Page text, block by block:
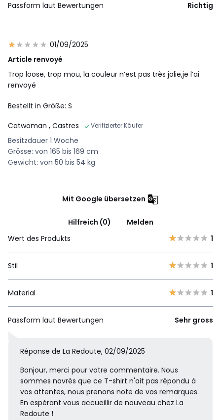
Passform laut Bewertungen Richtig
01/09/2025
Article renvoyé
Trop loose, trop mou, la couleur n’est pas très jolie,je l’ai
renvoyé
Bestellt in Größe: S
Catwoman , Castres Verifizierter Käufer
Besitzdauer 1 Woche
Grösse: von 165 bis 169 cm
Gewicht: von 50 bis 54 kg
Mit Google übersetzen
Hilfreich (0)
Melden
Wert des Produkts
1
Stil 1
Material 1
Passform laut Bewertungen Sehr gross
Réponse de La Redoute, 02/09/2025
Bonjour, merci pour votre commentaire. Nous
sommes navrés que ce T-shirt n'ait pas répondu à
vos attentes, nous prenons note de vos remarques.
En espérant vous accueillir de nouveau chez La
Redoute !